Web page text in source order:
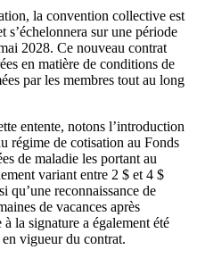
la convention collective est
s’échelonnera sur une période
2028. Ce nouveau contrat
en matière de conditions de
par les membres tout au long
entente, notons l’introduction
régime de cotisation au Fonds
de maladie les portant au
variant entre 2 $ et 4 $
qu’une reconnaissance de
de vacances après
la signature a également été
en vigueur du contrat.